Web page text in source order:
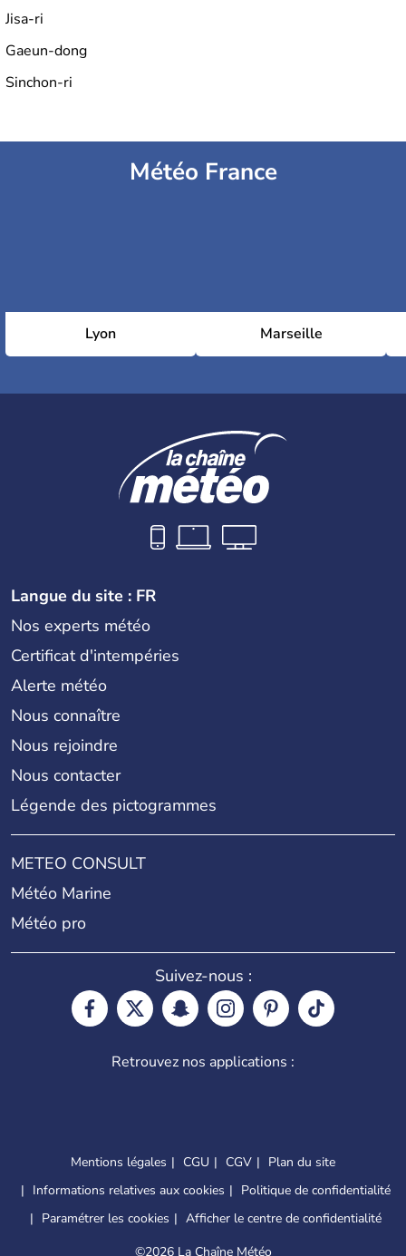
Jisa-ri
Gaeun-dong
Sinchon-ri
Météo France
Lyon Marseille
Langue du site : FR
Nos experts météo
Certificat d'intempéries
Alerte météo
Nous connaître
Nous rejoindre
Nous contacter
Légende des pictogrammes
METEO CONSULT
Météo Marine
Météo pro
Suivez-nous :
Retrouvez nos applications :
Mentions légales CGU CGV
Plan du site
Informations relatives aux cookies
Politique de confidentialité
Paramétrer les cookies
Afficher le centre de confidentialité
©2026 La Chaîne Météo